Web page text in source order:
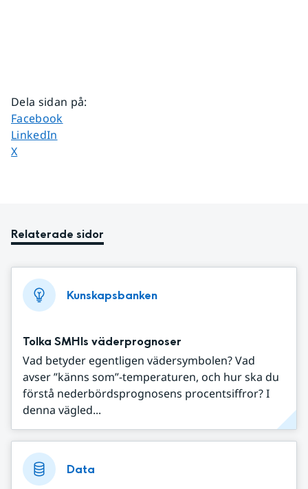
Dela sidan på:
Dela sidan på
Facebook
Dela sidan på
LinkedIn
Dela sidan på
X
Relaterade sidor
Kunskapsbanken
Tolka SMHIs väderprognoser
Vad betyder egentligen vädersymbolen? Vad
avser ”känns som”-temperaturen, och hur ska du
förstå nederbördsprognosens procentsiffror? I
denna vägled...
Data